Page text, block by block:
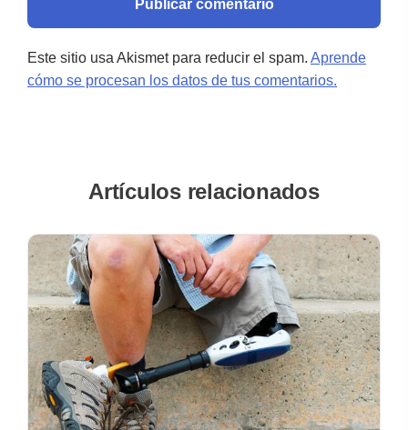
Este sitio usa Akismet para reducir el spam. Aprende
cómo se procesan los datos de tus comentarios.
Artículos relacionados